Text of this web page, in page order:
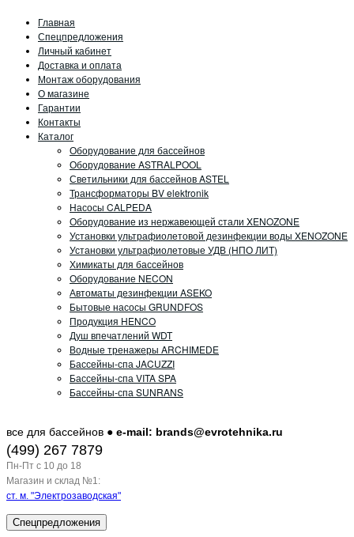
Главная
Спецпредложения
Личный кабинет
Доставка и оплата
Монтаж оборудования
О магазине
Гарантии
Контакты
Каталог
Оборудование для бассейнов
Оборудование ASTRALPOOL
Светильники для бассейнов ASTEL
Трансформаторы BV elektronik
Насосы CALPEDA
Оборудование из нержавеющей стали XENOZONE
Установки ультрафиолетовой дезинфекции воды XENOZONE
Установки ультрафиолетовые УДВ (НПО ЛИТ)
Химикаты для бассейнов
Оборудование NECON
Автоматы дезинфекции ASEKO
Бытовые насосы GRUNDFOS
Продукция HENCO
Душ впечатлений WDT
Водные тренажеры ARCHIMEDE
Бассейны-спа JACUZZI
Бассейны-спа VITA SPA
Бассейны-спа SUNRANS
все для бассейнов ● e-mail: brands@evrotehnika.ru
(499) 267 7879
Пн-Пт c 10 до 18
Магазин и склад №1:
ст. м. "Электрозаводская"
Спецпредложения